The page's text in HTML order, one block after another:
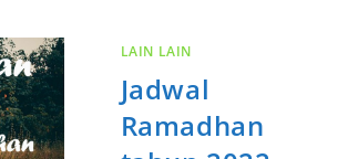
LAIN LAIN
Jadwal
Ramadhan